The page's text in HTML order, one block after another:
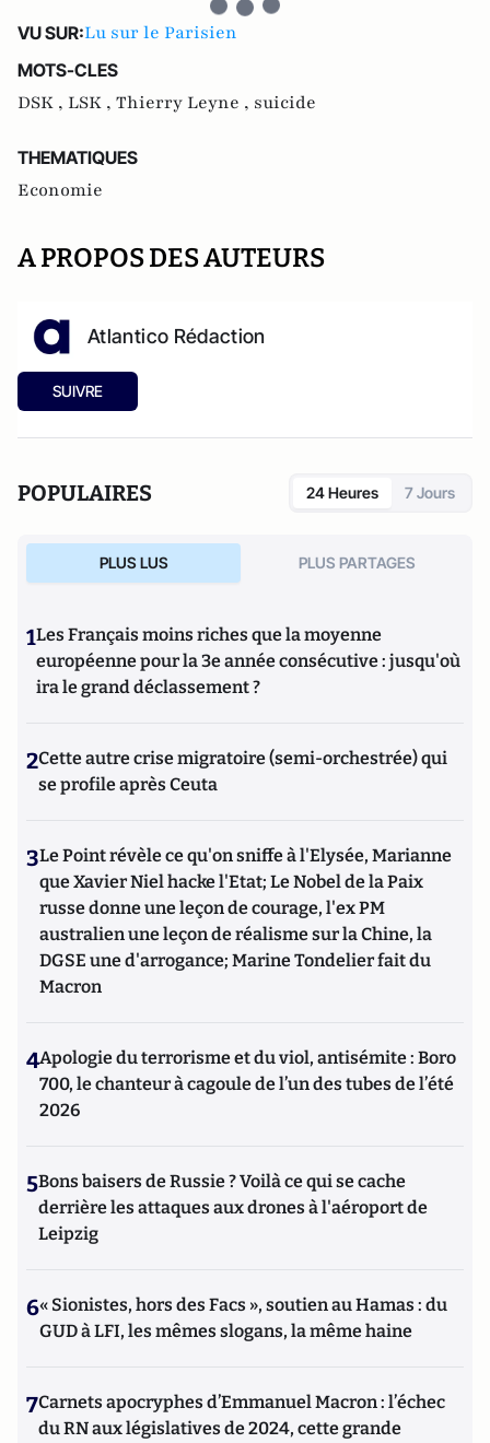
VU SUR:Lu sur le Parisien
MOTS-CLES
DSK , LSK , Thierry Leyne , suicide
THEMATIQUES
Economie
A PROPOS DES AUTEURS
Atlantico Rédaction
SUIVRE
POPULAIRES 24 Heures 7 Jours
PLUS LUS PLUS PARTAGES
1Les Français moins riches que la moyenne
européenne pour la 3e année consécutive : jusqu'où
ira le grand déclassement ?
2Cette autre crise migratoire (semi-orchestrée) qui
se profile après Ceuta
3Le Point révèle ce qu'on sniffe à l'Elysée, Marianne
que Xavier Niel hacke l'Etat; Le Nobel de la Paix
russe donne une leçon de courage, l'ex PM
australien une leçon de réalisme sur la Chine, la
DGSE une d'arrogance; Marine Tondelier fait du
Macron
4Apologie du terrorisme et du viol, antisémite : Boro
700, le chanteur à cagoule de l’un des tubes de l’été
2026
5Bons baisers de Russie ? Voilà ce qui se cache
derrière les attaques aux drones à l'aéroport de
Leipzig
6« Sionistes, hors des Facs », soutien au Hamas : du
GUD à LFI, les mêmes slogans, la même haine
7Carnets apocryphes d’Emmanuel Macron : l’échec
du RN aux législatives de 2024, cette grande